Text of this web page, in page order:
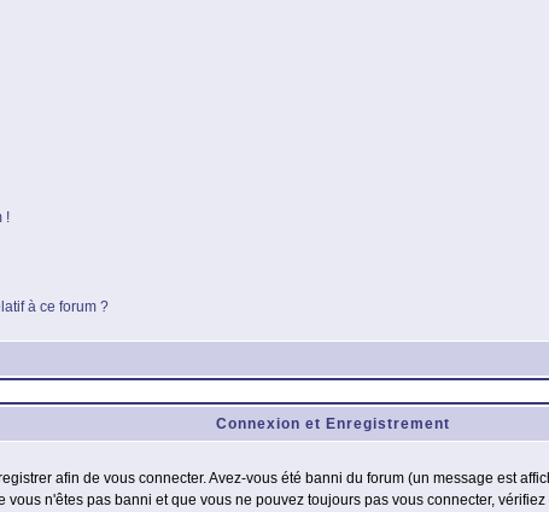
!
à ce forum ?
Connexion et Enregistrement
afin de vous connecter. Avez-vous été banni du forum (un message est
n'êtes pas banni et que vous ne pouvez toujours pas vous connecter,